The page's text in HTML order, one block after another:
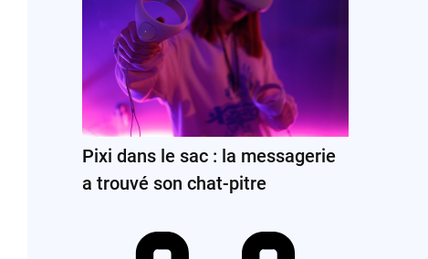
Pixi dans le sac : la messagerie
a trouvé son chat-pitre